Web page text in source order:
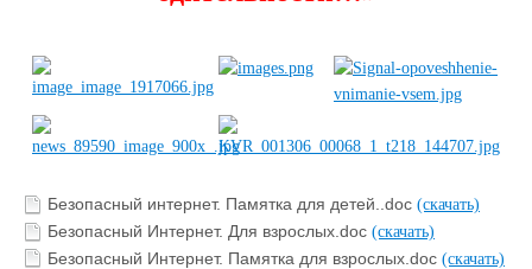
Безопасный интернет. Памятка для детей..doc (скачать)
Безопасный Интернет. Для взрослых.doc (скачать)
Безопасный Интернет. Памятка для взрослых.doc (скачать)